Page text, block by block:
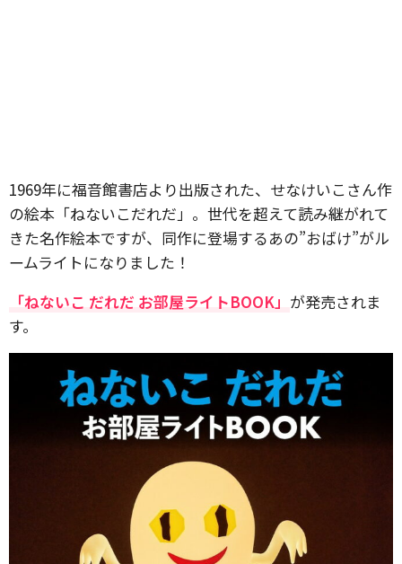
1969年に福音館書店より出版された、せなけいこさん作
の絵本「ねないこだれだ」。世代を超えて読み継がれて
きた名作絵本ですが、同作に登場するあの”おばけ”がル
ームライトになりました！
「ねないこ だれだ お部屋ライトBOOK」 が発売されま
す。